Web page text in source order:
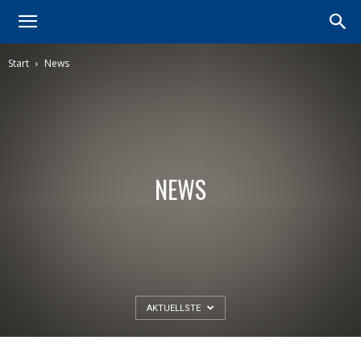
Start News
NEWS
AKTUELLSTE